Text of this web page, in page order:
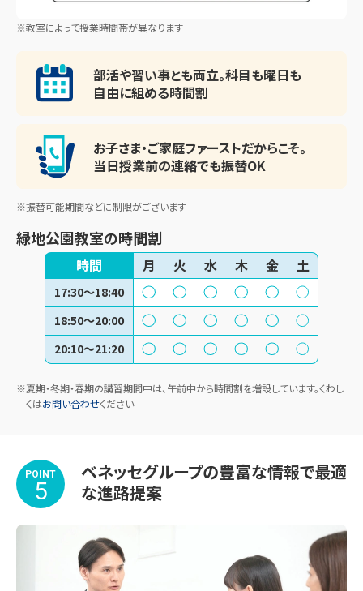
※教室によって授業時間帯が異なります
部活や習い事とも両立。科目も曜日も
自由に組める時間割
お子さま・ご家庭ファーストだからこそ。
当日授業前の連絡でも振替OK
※振替可能期間などに制限がございます
緑地公園教室の時間割
時間 月 火 水 木 金 土
17:30〜18:40
18:50〜20:00
20:10〜21:20
※夏期・冬期・春期の講習期間中は、午前中から時間割を増設しています。くわし
くはお問い合わせください
POINT
5
ベネッセグループの豊富な情報で最適
な進路提案